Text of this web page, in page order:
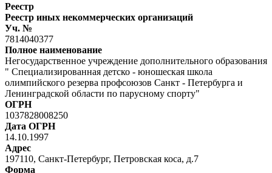
Реестр
Реестр иных некоммерческих организаций
Уч. №
7814040377
Полное наименование
Негосударственное учреждение дополнительного образования
" Специализированная детско - юношеская школа
олимпийского резерва профсоюзов Санкт - Петербурга и
Ленинградской области по парусному спорту"
ОГРН
1037828008250
Дата ОГРН
14.10.1997
Адрес
197110, Санкт-Петербург, Петровская коса, д.7
Форма